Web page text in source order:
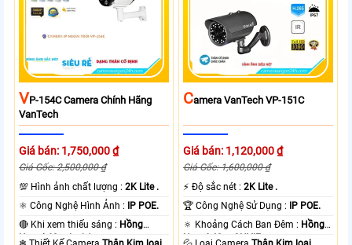
VP-154C Camera Chính Hãng
VanTech
Giá bán: 1,750,000 ₫
Giá Gốc: 2,500,000 ₫
💯 Hình ảnh chất lượng :2K Lite .
⚛️ Công Nghệ Hình Ảnh :
IP POE.
🔴 Khi xem thiếu sáng : Hồng
Ngoại 60m Led Array.
CAmera VanTech VP-151C
Giá bán: 1,120,000 ₫
Giá Gốc: 1,600,000 ₫
️⚡ Độ sắc nét :2K Lite .
🏆 Công Nghệ Sử Dụng :
IP POE.
🔅 Khoảng Cách Ban Đêm : Hồng
Ngoại 40m ONVIF.